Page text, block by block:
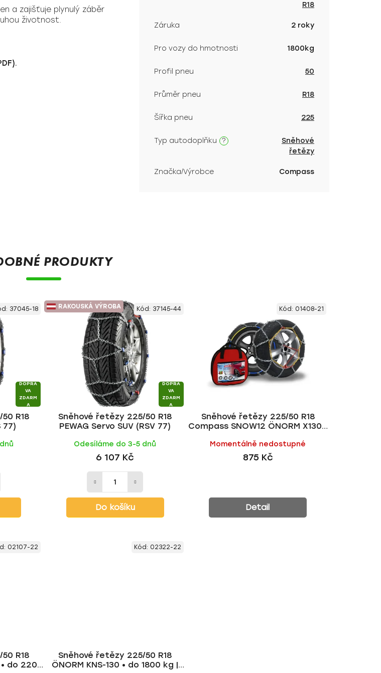
a zajišťuje plynulý záběr
životnost.
R18
Záruka 2 roky
Pro vozy do hmotnosti 1800kg
Profil pneu 50
Průměr pneu R18
Šířka pneu 225
?
Typ autodoplňku
Sněhové
řetězy
Značka/Výrobce Compass
PRODUKTY
DOPRA
VA
ZDARM
A
R18
77)
37045-18 RAKOUSKÁ VÝROBA
DOPRA
VA
ZDARM
A
Sněhové řetězy 225/50 R18
PEWAG Servo SUV (RSV 77)
Odesíláme do 3-5 dnů
6 107 Kč
Do košíku
Kód: 37145-44
Sněhové řetězy 225/50 R18
Compass SNOW12 ÖNORM X130 •
Momentálně nedostupné
875 Kč
Detail
Kód: 01408-21
R18
• do 2200
02107-22
Sněhové řetězy 225/50 R18
ÖNORM KNS-130 • do 1800 kg |
Kód: 02322-22